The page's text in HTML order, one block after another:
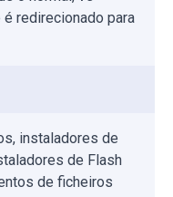
redirecionado para
instaladores de
de Flash
de ficheiros